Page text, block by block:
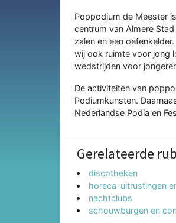
Poppodium de Meester
centrum van Almere
zalen en een
wij ook ruimte voor jong
wedstrijden voor
De activiteiten van
Podiumkunsten.
Nederlandse Podia en
Gerelateerde
discotheken
horeca-uitrustingen
nachtclubs
schouwburgen en